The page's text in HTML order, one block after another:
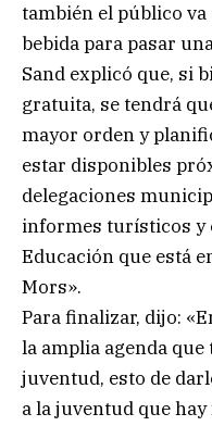
también el público
bebida para pasar
Sand explicó que, si
gratuita, se tendrá
mayor orden y
estar disponibles
delegaciones
informes turísticos y
Educación que está
Mors».
Para finalizar, dijo:
la amplia agenda
juventud, esto de
a la juventud que